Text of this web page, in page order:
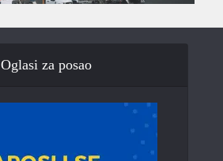
Oglasi za posao